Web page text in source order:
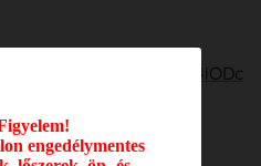
engedélymentes
watch?v=F6ipka4iODc